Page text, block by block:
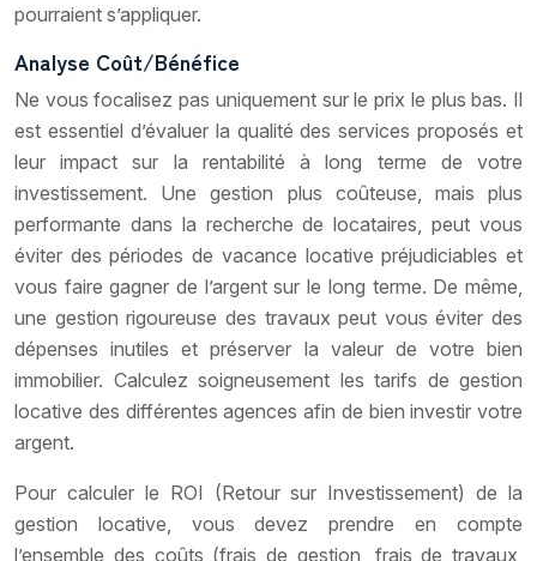
pourraient s’appliquer.
Analyse Coût/Bénéfice
Ne vous focalisez pas uniquement sur le prix le plus bas. Il
est essentiel d’évaluer la qualité des services proposés et
leur impact sur la rentabilité à long terme de votre
investissement. Une gestion plus coûteuse, mais plus
performante dans la recherche de locataires, peut vous
éviter des périodes de vacance locative préjudiciables et
vous faire gagner de l’argent sur le long terme. De même,
une gestion rigoureuse des travaux peut vous éviter des
dépenses inutiles et préserver la valeur de votre bien
immobilier. Calculez soigneusement les tarifs de gestion
locative des différentes agences afin de bien investir votre
argent.
Pour calculer le ROI (Retour sur Investissement) de la
gestion locative, vous devez prendre en compte
l’ensemble des coûts (frais de gestion, frais de travaux,